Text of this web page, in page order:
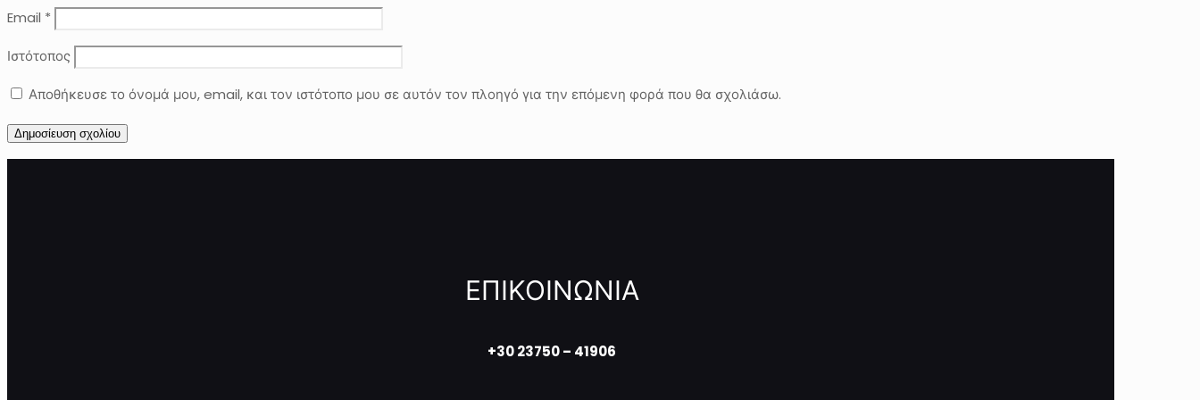
Email *
Ιστότοπος
Αποθήκευσε το όνομά μου, email, και τον ιστότοπο μου σε αυτόν τον πλοηγό για την επόμενη φορά που θα σχολιάσω.
ΕΠΙΚΟΙΝΩΝΙΑ
+30 23750 – 41906